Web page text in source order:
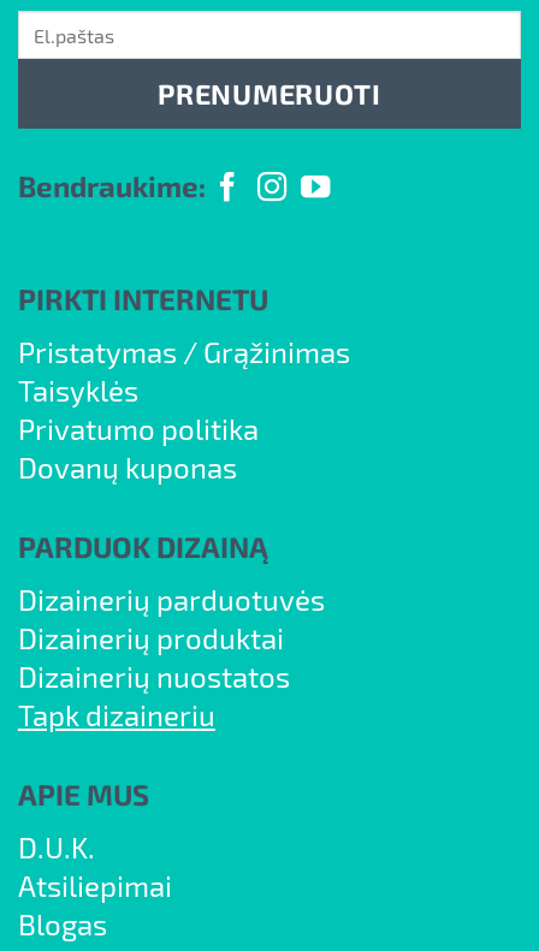
PRENUMERUOTI
Bendraukime:
PIRKTI INTERNETU
Pristatymas / Grąžinimas
Taisyklės
Privatumo politika
Dovanų kuponas
PARDUOK DIZAINĄ
Dizainerių parduotuvės
Dizainerių produktai
Dizainerių nuostatos
Tapk dizaineriu
APIE MUS
D.U.K.
Atsiliepimai
Blogas